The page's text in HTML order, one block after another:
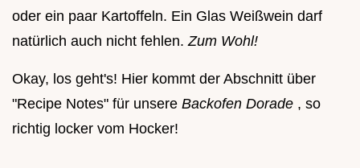
oder ein paar Kartoffeln. Ein Glas Weißwein darf
natürlich auch nicht fehlen. Zum Wohl!
Okay, los geht's! Hier kommt der Abschnitt über
"Recipe Notes" für unsere Backofen Dorade , so
richtig locker vom Hocker!